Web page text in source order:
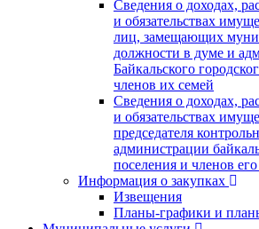
Сведения о доходах,
и обязательствах
лиц, замещающих
должности в думе и
Байкальского
членов их семей
Сведения о доходах,
и обязательствах
председателя
администрации
поселения и членов
Информация о закупках
Извещения
Планы-графики и